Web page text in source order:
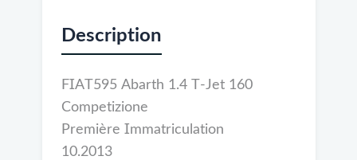
Description
FIAT595 Abarth 1.4 T-Jet 160
Competizione
Première Immatriculation
10.2013